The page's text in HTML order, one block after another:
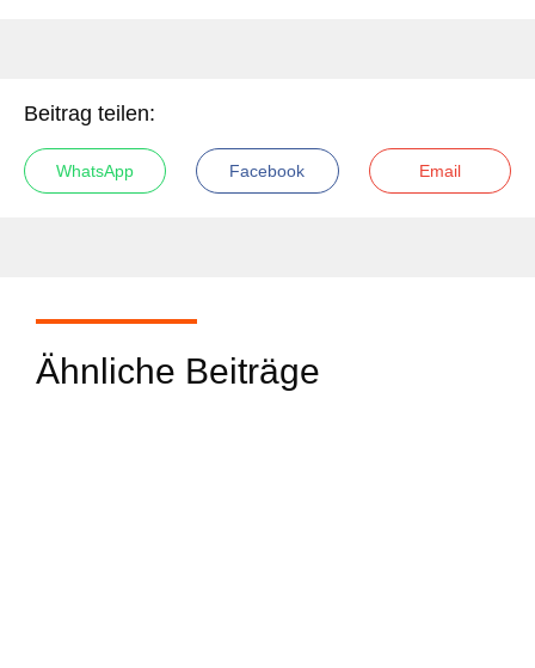
Beitrag teilen:
WhatsApp Facebook Email
Ähnliche Beiträge